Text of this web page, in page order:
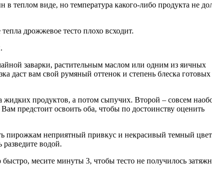
в теплом виде, но температура какого-либо продукта не
дрожжевое тесто плохо всходит.
заварки, растительным маслом или одним из яичных
даст вам свой румяный оттенок и степень блеска готовых
жидких продуктов, а потом сыпучих. Второй – совсем
предстоит освоить оба, чтобы по достоинству оценить
пирожкам неприятный привкус и некрасивый темный
водой.
месите минуты 3, чтобы тесто не получилось